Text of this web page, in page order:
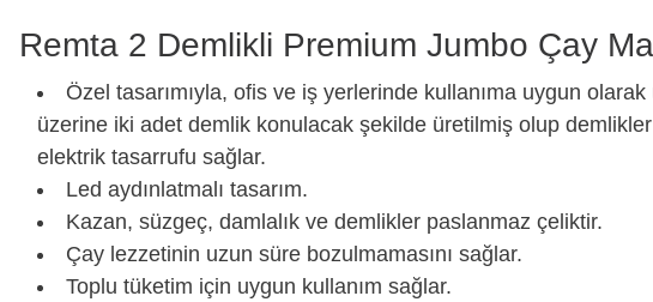
Remta 2 Demlikli Premium Jumbo Çay
Özel tasarımıyla, ofis ve iş yerlerinde kullanıma uygun
üzerine iki adet demlik konulacak şekilde üretilmiş olup demlikler
elektrik tasarrufu sağlar.
Led aydınlatmalı tasarım.
Kazan, süzgeç, damlalık ve demlikler paslanmaz çeliktir.
Çay lezzetinin uzun süre bozulmamasını sağlar.
Toplu tüketim için uygun kullanım sağlar.